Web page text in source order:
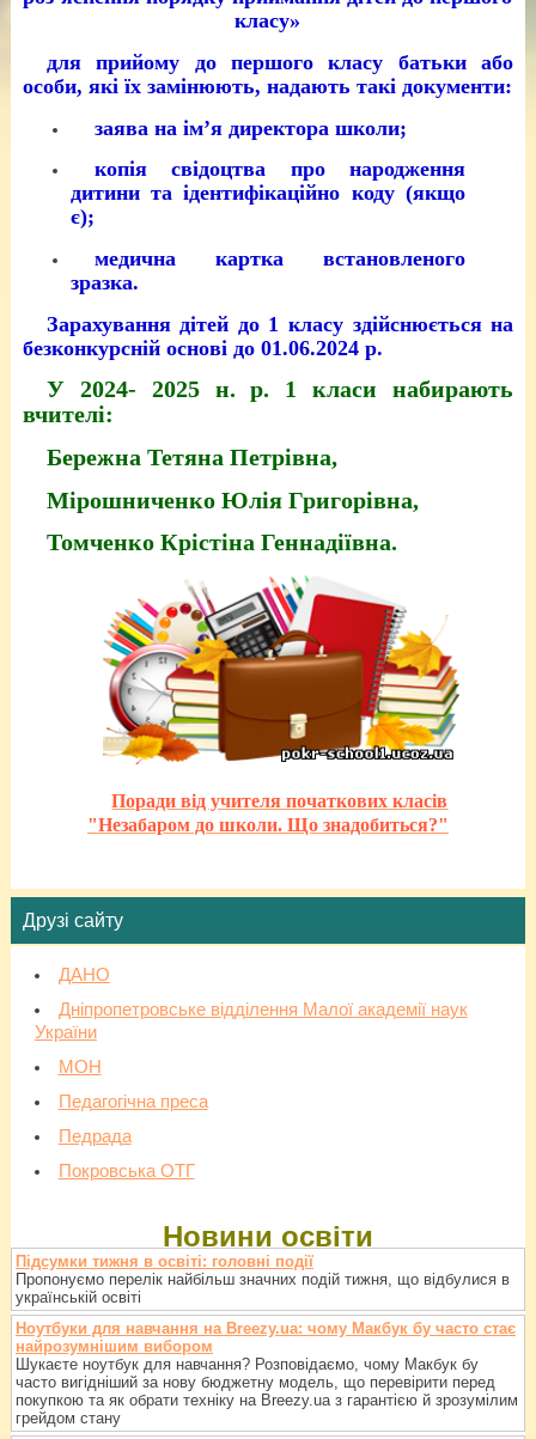
класу»
для прийому до першого класу батьки або
особи, які їх замінюють, надають такі документи:
заява на ім’я директора школи;
копія свідоцтва про народження
дитини та ідентифікаційно коду (якщо
є);
медична картка встановленого
зразка.
Зарахування дітей до 1 класу здійснюється на
безконкурсній основі до 01.06.2024 р.
У 2024- 2025 н. р. 1 класи набирають
вчителі:
Бережна Тетяна Петрівна,
Мірошниченко Юлія Григорівна,
Томченко Крістіна Геннадіївна.
Поради від учителя початкових класів
"Незабаром до школи. Що знадобиться?"
Друзі сайту
ДАНО
Дніпропетровське відділення Малої академії наук
України
МОН
Педагогічна преса
Педрада
Покровська ОТГ
Новини освіти
Підсумки тижня в освіті: головні події
Пропонуємо перелік найбільш значних подій тижня, що відбулися в
українській освіті
Ноутбуки для навчання на Breezy.ua: чому Макбук бу часто стає
найрозумнішим вибором
Шукаєте ноутбук для навчання? Розповідаємо, чому Макбук бу
часто вигідніший за нову бюджетну модель, що перевірити перед
покупкою та як обрати техніку на Breezy.ua з гарантією й зрозумілим
грейдом стану